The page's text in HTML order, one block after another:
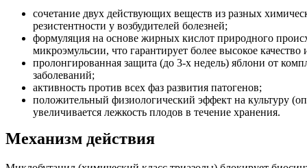
сочетание двух действующих веществ из разных
резистентности у возбудителей болезней;
формуляция на основе жирных кислот природного
микроэмульсии, что гарантирует более высокое
пролонгированная защита (до 3-х недель) яблони от
заболеваний;
активность против всех фаз развития патогенов;
положительный физиологический эффект на культуру
увеличивается лежкость плодов в течение хранения.
Механизм действия